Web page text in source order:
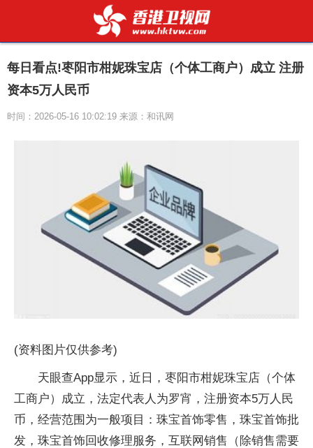
每日看点!枣阳市柑妮珠宝店（个体工商户）成立 注册
资本5万人民币
时间：2026-05-16 10:02:19 来源：和讯网
(资料图片仅供参考)
天眼查App显示，近日，枣阳市柑妮珠宝店（个体
工商户）成立，法定代表人为罗宵，注册资本5万人民
币，经营范围为一般项目：珠宝首饰零售，珠宝首饰批
发，珠宝首饰回收修理服务，互联网销售（除销售需要